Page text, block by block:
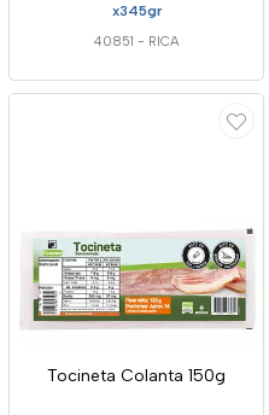
x345gr
40851 - RICA
Tocineta Colanta 150g